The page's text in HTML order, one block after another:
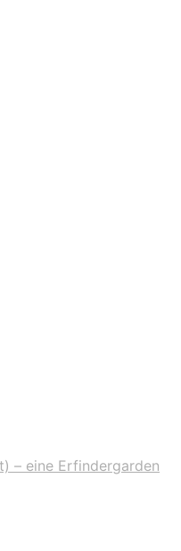
– eine Erfindergarden